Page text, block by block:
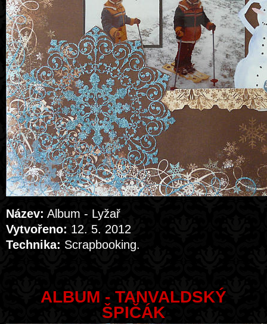
Název: Album - Lyžař
Vytvořeno: 12. 5. 2012
Technika: Scrapbooking.
ALBUM - TANVALDSKÝ
ŠPIČÁK